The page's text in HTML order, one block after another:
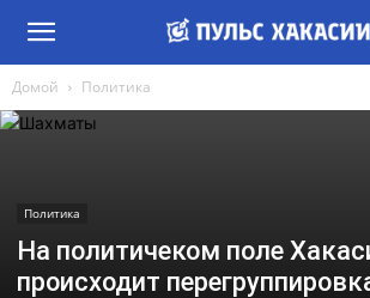
Домой Политика
Политика
На политичеком поле
происходит